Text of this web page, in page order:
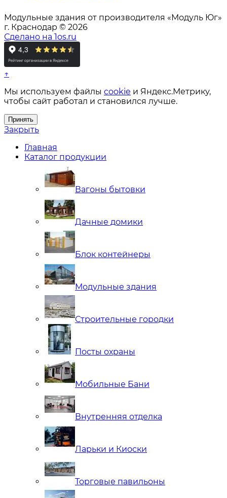
Модульные здания от производителя «Модуль Юг»
г. Краснодар © 2026
Сделано на 1os.ru
↑
Мы используем файлы cookie и Яндекс.Метрику,
чтобы сайт работал и становился лучше.
Принять
Закрыть
Главная
Каталог продукции
Вагоны бытовки
Дачные домики
Блок контейнеры
Модульные здания
Строительные городки
Посты охраны
Мобильные Бани
Внутренняя отделка
Ларьки и Киоски
Торговые павильоны